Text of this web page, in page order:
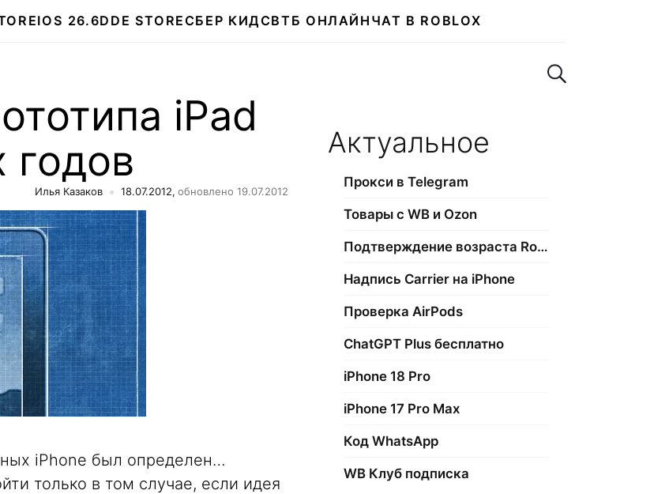
IOS 26.6DDE STORE СБЕР КИДСВТБ ОНЛАЙН ЧАТ В ROBLOX
Поиск по сайту
iPad
годов
Илья Казаков 18.07.2012, обновлено 19.07.2012
iPhone был определен…
только в том случае, если идея
Актуальное
Прокси в Telegram
Товары с WB и Ozon
Подтверждение возраста Roblox
Надпись Carrier на iPhone
Проверка AirPods
ChatGPT Plus бесплатно
iPhone 18 Pro
iPhone 17 Pro Max
Код WhatsApp
WB Клуб подписка